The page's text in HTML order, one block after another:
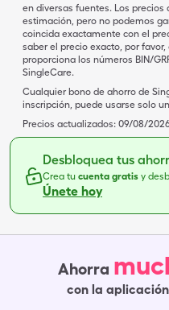
en diversas fuentes. Los
estimación, pero no podemos
coincida exactamente con el
saber el precio exacto, por
proporciona los números BIN/
SingleCare.
Cualquier bono de ahorro de
inscripción, puede usarse solo
Precios actualizados: 09/08/
Desbloquea tus
Crea tu cuenta gratis y
Únete hoy
Ahorra
con la